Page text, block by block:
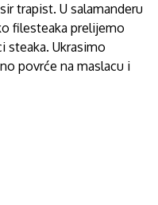
trapist. U salamanderu
filesteaka prelijemo
steaka. Ukrasimo
povrće na maslacu i